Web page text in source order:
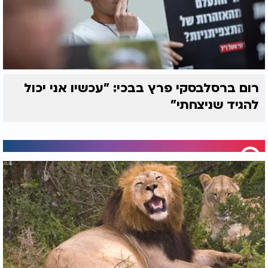
רום ברסלבסקי פרץ בבכי: "עכשיו אני יכול
להגיד שניצחתי"